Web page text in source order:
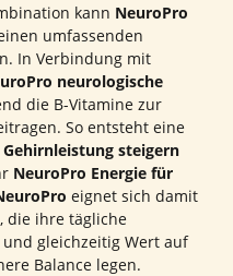
kann NeuroPro
umfassenden
In Verbindung mit
neurologische
die B-Vitamine zur
So entsteht eine
steigern
NeuroPro Energie für
eignet sich damit
die ihre tägliche
gleichzeitig Wert auf
Balance legen.